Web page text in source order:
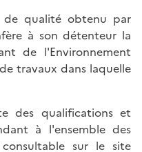
qualité obtenu par
à son détenteur la
de l'Environnement
travaux dans laquelle
des qualifications et
à l'ensemble des
sur le site